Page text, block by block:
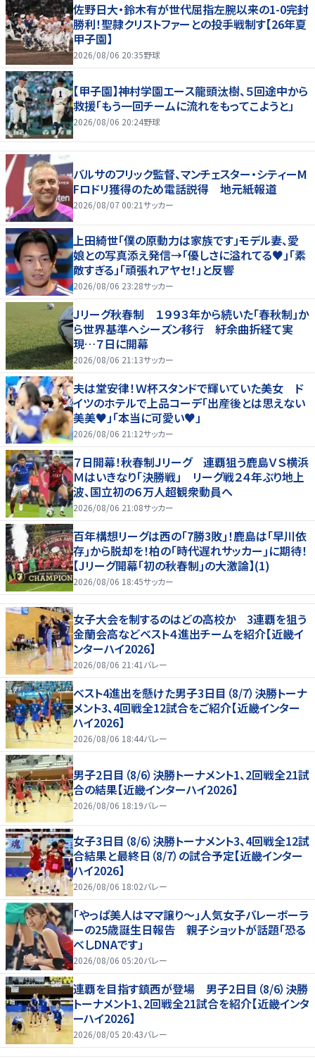
佐野日大・鈴木有が世代屈指左腕以来の1-0完封
勝利！聖隷クリストファーとの投手戦制す【26年夏
甲子園】
2026/08/06 20:35野球
【甲子園】神村学園エース龍頭汰樹、５回途中から
救援「もう一回チームに流れをもってこようと」
2026/08/06 20:24野球
バルサのフリック監督、マンチェスター・シティーM
Fロドリ獲得のため電話説得 地元紙報道
2026/08/07 00:21サッカー
上田綺世「僕の原動力は家族です」モデル妻、愛
娘との写真添え発信→「優しさに溢れてる♥」「素
敵すぎる」「頑張れアヤセ！」と反響
2026/08/06 23:28サッカー
Ｊリーグ秋春制 １９９３年から続いた「春秋制」か
ら世界基準へシーズン移行 紆余曲折経て実
現…７日に開幕
2026/08/06 21:13サッカー
夫は堂安律！Ｗ杯スタンドで輝いていた美女 ド
イツのホテルで上品コーデ「出産後とは思えない
美美♥」「本当に可愛い♥」
2026/08/06 21:12サッカー
７日開幕！秋春制Ｊリーグ 連覇狙う鹿島ＶＳ横浜
Ｍはいきなり「決勝戦」 リーグ戦２４年ぶり地上
波、国立初の６万人超観衆動員へ
2026/08/06 21:08サッカー
百年構想リーグは西の｢7勝3敗｣！鹿島は｢早川依
存｣から脱却を！柏の｢時代遅れサッカー｣に期待！
【Jリーグ開幕｢初の秋春制｣の大激論】(1)
2026/08/06 18:45サッカー
女子大会を制するのはどの高校か 3連覇を狙う
金蘭会高などベスト４進出チームを紹介【近畿イ
ンターハイ2026】
2026/08/06 21:41 バレー
ベスト4進出を懸けた男子3日目（8/7）決勝トーナ
メント3、4回戦全12試合をご紹介【近畿インター
ハイ2026】
2026/08/06 18:44バレー
男子2日目（8/6）決勝トーナメント1、2回戦全21試
合の結果【近畿インターハイ2026】
2026/08/06 18:19バレー
女子3日目（8/6）決勝トーナメント3、4回戦全12試
合結果と最終日（8/7）の試合予定【近畿インター
ハイ2026】
2026/08/06 18:02バレー
「やっぱ美人はママ譲り～」人気女子バレーボーラ
ーの25歳誕生日報告 親子ショットが話題「恐る
べしDNAです」
2026/08/06 05:20バレー
連覇を目指す鎮西が登場 男子2日目（8/6）決勝
トーナメント1、2回戦全21試合を紹介【近畿インタ
ーハイ2026】
2026/08/05 20:43バレー